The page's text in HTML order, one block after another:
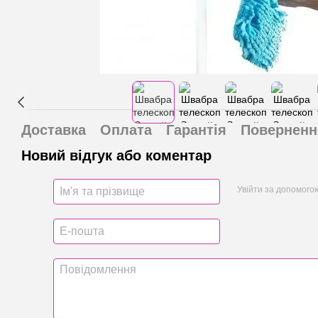
Доставка Оплата Гарантія
Новий відгук або коментар
Увійти за